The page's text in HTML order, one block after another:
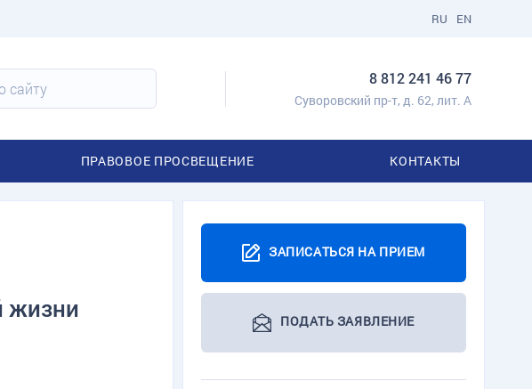
EN
RU
8 812 241 46 77
Суворовский пр-т, д. 62, лит. А
ПРАВОВОЕ ПРОСВЕЩЕНИЕ КОНТАКТЫ
жизни
ЗАПИСАТЬСЯ НА ПРИЕМ
ПОДАТЬ ЗАЯВЛЕНИЕ